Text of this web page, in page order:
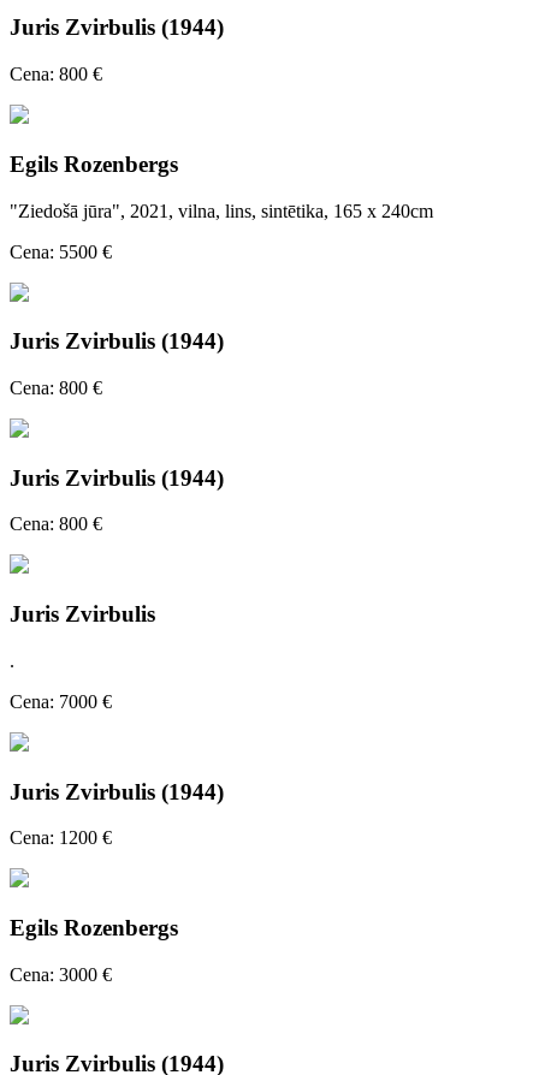
Juris Zvirbulis (1944)
Cena: 800 €
Egils Rozenbergs
"Ziedošā jūra", 2021, vilna, lins, sintētika, 165 x 240cm
Cena: 5500 €
Juris Zvirbulis (1944)
Cena: 800 €
Juris Zvirbulis (1944)
Cena: 800 €
Juris Zvirbulis
.
Cena: 7000 €
Juris Zvirbulis (1944)
Cena: 1200 €
Egils Rozenbergs
Cena: 3000 €
Juris Zvirbulis (1944)